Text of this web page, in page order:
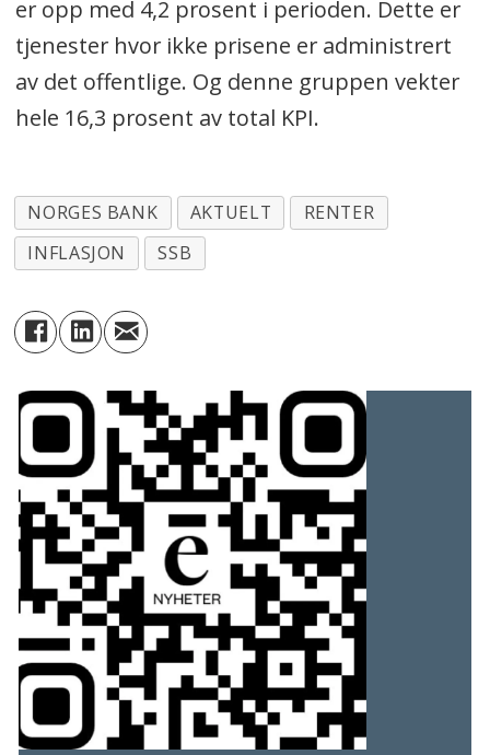
er opp med 4,2 prosent i perioden. Dette er
tjenester hvor ikke prisene er administrert
av det offentlige. Og denne gruppen vekter
hele 16,3 prosent av total KPI.
NORGES BANK AKTUELT
RENTER
INFLASJON
SSB